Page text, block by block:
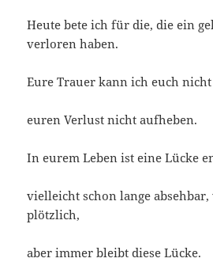
Heute bete ich für die, die ein
verloren haben.
Eure Trauer kann ich euch
euren Verlust nicht aufheben.
In eurem Leben ist eine Lücke
vielleicht schon lange
plötzlich,
aber immer bleibt diese Lücke.